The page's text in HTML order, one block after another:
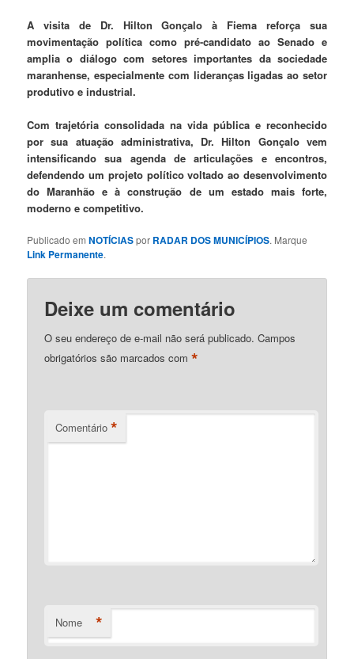
A visita de Dr. Hilton Gonçalo à Fiema reforça sua
movimentação política como pré-candidato ao Senado e
amplia o diálogo com setores importantes da sociedade
maranhense, especialmente com lideranças ligadas ao setor
produtivo e industrial.
Com trajetória consolidada na vida pública e reconhecido
por sua atuação administrativa, Dr. Hilton Gonçalo vem
intensificando sua agenda de articulações e encontros,
defendendo um projeto político voltado ao desenvolvimento
do Maranhão e à construção de um estado mais forte,
moderno e competitivo.
Publicado emNOTÍCIASpor RADAR DOS MUNICÍPIOS. Marque
Link Permanente.
Deixe um comentário
O seu endereço de e-mail não será publicado. Campos
obrigatórios são marcados com*
Comentário *
Nome *